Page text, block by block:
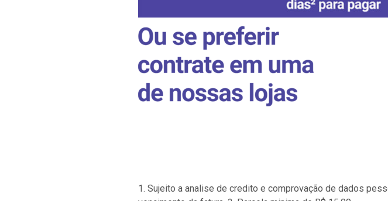
1. Sujeito a analise de credito e comprovação de dados